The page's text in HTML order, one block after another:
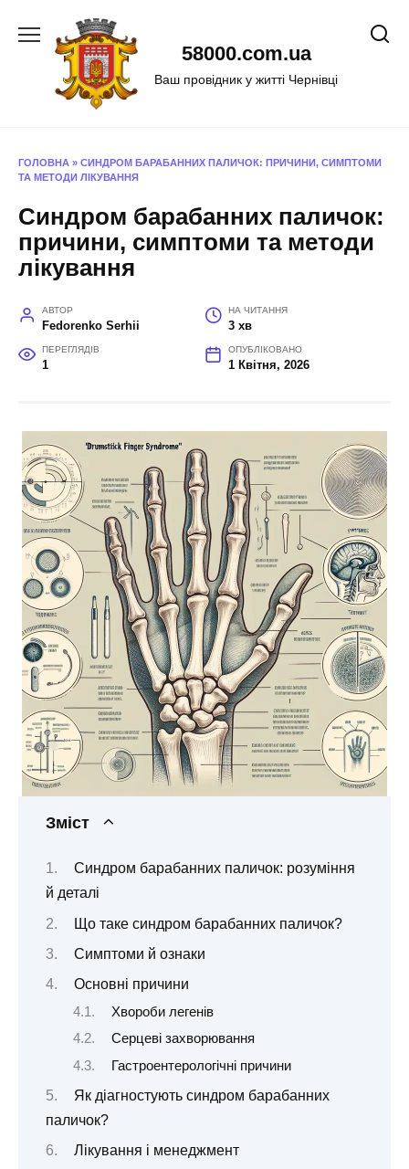
58000.com.ua
Ваш провідник у житті Чернівці
ГОЛОВНА » СИНДРОМ БАРАБАННИХ ПАЛИЧОК: ПРИЧИНИ, СИМПТОМИ
ТА МЕТОДИ ЛІКУВАННЯ
Синдром барабанних паличок:
причини, симптоми та методи
лікування
АВТОР
Fedorenko Serhii
НА ЧИТАННЯ
3 хв
ПЕРЕГЛЯДІВ
1
ОПУБЛІКОВАНО
1 Квітня, 2026
Зміст
Синдром барабанних паличок: розуміння
й деталі
Що таке синдром барабанних паличок?
Симптоми й ознаки
Основні причини
Хвороби легенів
Серцеві захворювання
Гастроентерологічні причини
Як діагностують синдром барабанних
паличок?
Лікування і менеджмент